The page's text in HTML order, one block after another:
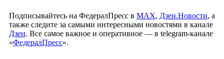
Подписывайтесь на ФедералПресс в МАХ, Дзен.Новости, а
также следите за самыми интересными новостями в канале
Дзен. Все самое важное и оперативное — в telegram-канале
«ФедералПресс».